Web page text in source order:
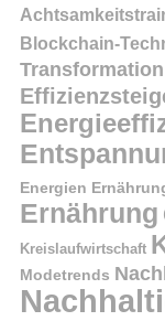
Blockchain-
Transformation
Energien
Ernährung
Kreislaufwirtschaft
Modetrends